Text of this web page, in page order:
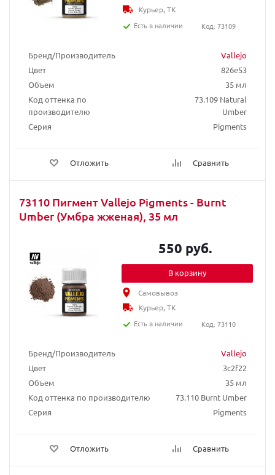
Бренд/Производитель
Vallejo
Цвет
826e53
Объем
35 мл
Код оттенка по
производителю
73.109 Natural
Umber
Серия
Pigments
Отложить Сравнить
Курьер, ТК
Есть в наличии
Код: 73109
73110 Пигмент Vallejo Pigments - Burnt
Umber (Умбра жженая), 35 мл
Бренд/Производитель
Vallejo
Цвет
3c2f22
Объем
35 мл
Код оттенка по производителю
73.110 Burnt Umber
Серия
Pigments
Отложить Сравнить
550 руб.
В корзину
Самовывоз
Курьер, ТК
Есть в наличии
Код: 73110